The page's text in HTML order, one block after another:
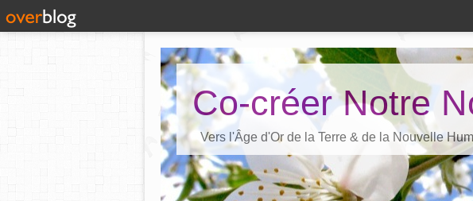
Co-créer Notre
Vers l'Âge d'Or de la Terre & de la Nouvelle